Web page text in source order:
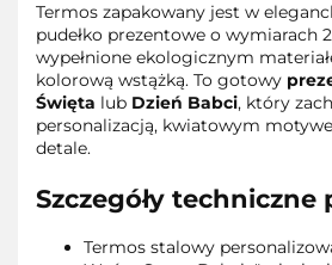
Termos zapakowany jest w
pudełko prezentowe o wymiarach
wypełnione ekologicznym
kolorową wstążką. To gotowy
Święta lub Dzień Babci, który
personalizacją, kwiatowym
detale.
Szczegóły
Termos stalowy